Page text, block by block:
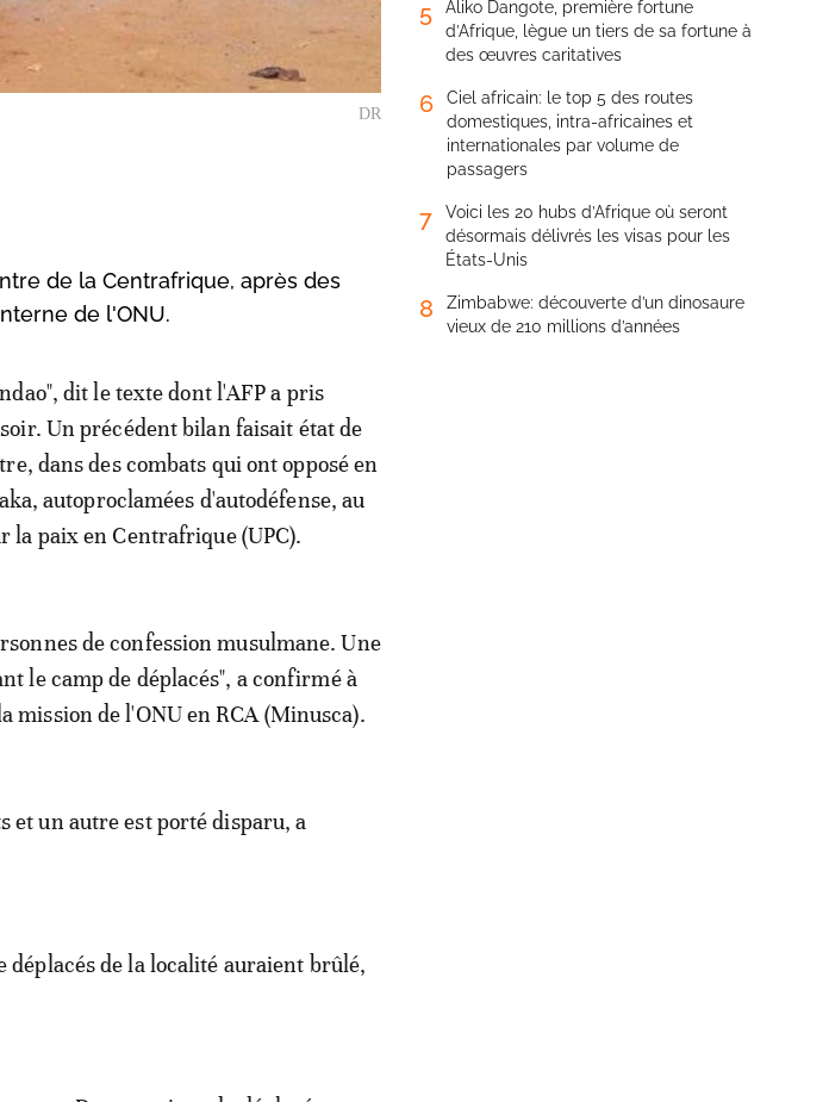
DR
de la Centrafrique, après des
de l'ONU.
dit le texte dont l'AFP a pris
Un précédent bilan faisait état de
dans des combats qui ont opposé en
autoproclamées d'autodéfense, au
la paix en Centrafrique (UPC).
de confession musulmane. Une
le camp de déplacés", a confirmé à
de l'ONU en RCA (Minusca).
et un autre est porté disparu, a
déplacés de la localité auraient brûlé,
5
Aliko Dangote, première fortune
d’Afrique, lègue un tiers de sa fortune à
des œuvres caritatives
6
Ciel africain: le top 5 des routes
domestiques, intra-africaines et
internationales par volume de
passagers
7
Voici les 20 hubs d’Afrique où seront
désormais délivrés les visas pour les
États-Unis
8
Zimbabwe: découverte d’un dinosaure
vieux de 210 millions d’années